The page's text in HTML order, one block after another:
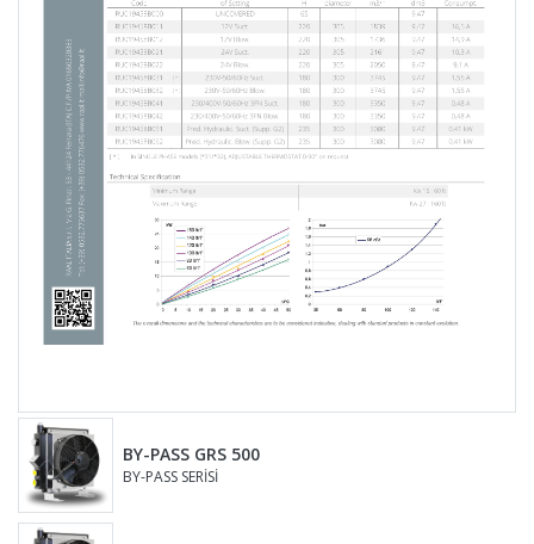
BY-PASS GRS 500
BY-PASS SERİSİ